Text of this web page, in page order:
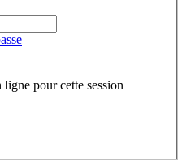
pour cette session